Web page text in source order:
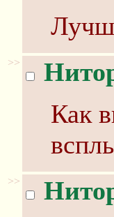
>>
Как
>>